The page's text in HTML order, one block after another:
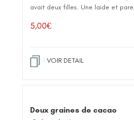
avait deux filles. Une laide et
5,00€
VOIR DETAIL
Deux graines de cacao